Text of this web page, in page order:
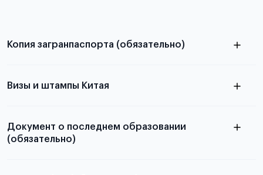
Копия загранпаспорта (обязательно)
паспорта
Визы и штампы Китая
Документ о последнем образовании
(обязательно)